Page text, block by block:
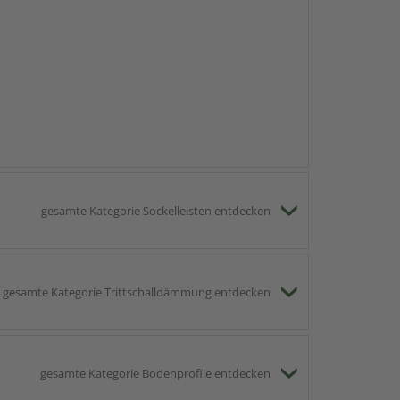
gesamte Kategorie Sockelleisten entdecken
gesamte Kategorie Trittschalldämmung entdecken
gesamte Kategorie Bodenprofile entdecken